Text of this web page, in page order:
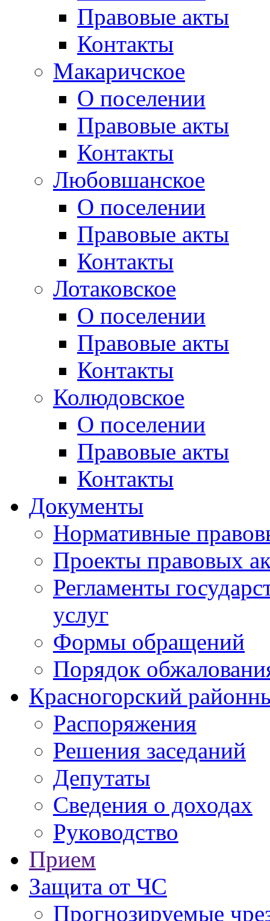
Правовые акты
Контакты
Макаричское
О поселении
Правовые акты
Контакты
Любовшанское
О поселении
Правовые акты
Контакты
Лотаковское
О поселении
Правовые акты
Контакты
Колюдовское
О поселении
Правовые акты
Контакты
Документы
Нормативные
Проекты правовых
Регламенты
услуг
Формы обращений
Порядок
Красногорский
Распоряжения
Решения заседаний
Депутаты
Сведения о доходах
Руководство
Прием
Защита от ЧС
Прогнозируемые